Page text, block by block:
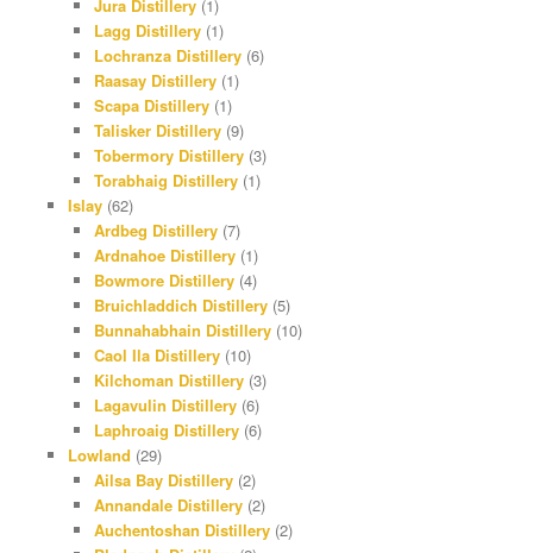
Jura Distillery (1)
Lagg Distillery (1)
Lochranza Distillery (6)
Raasay Distillery (1)
Scapa Distillery (1)
Talisker Distillery (9)
Tobermory Distillery (3)
Torabhaig Distillery (1)
Islay(62)
Ardbeg Distillery (7)
Ardnahoe Distillery (1)
Bowmore Distillery (4)
Bruichladdich Distillery (5)
Bunnahabhain Distillery (10)
Caol Ila Distillery (10)
Kilchoman Distillery (3)
Lagavulin Distillery (6)
Laphroaig Distillery (6)
Lowland (29)
Ailsa Bay Distillery (2)
Annandale Distillery (2)
Auchentoshan Distillery (2)